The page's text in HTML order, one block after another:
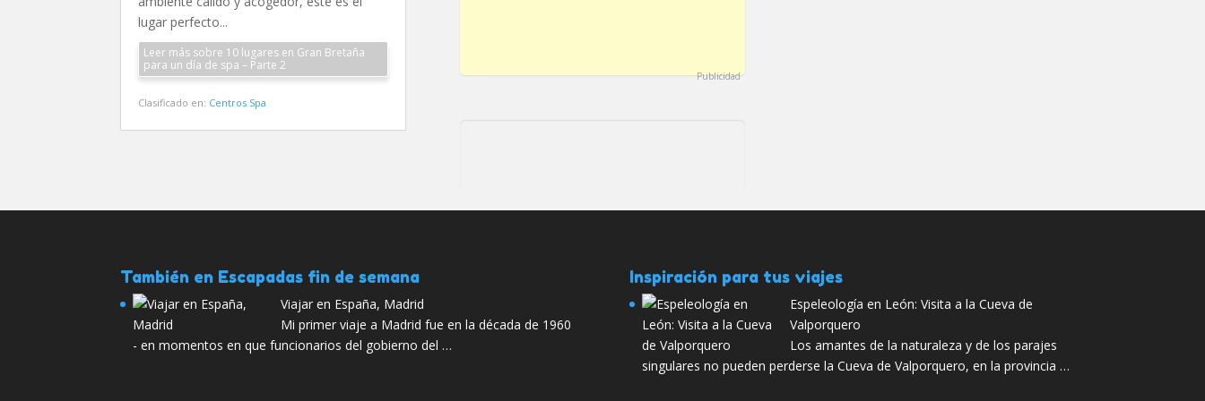
lugar perfecto...
Leer más sobre 10 lugares en Gran Bretaña
para un día de spa – Parte 2
Clasificado en: Centros Spa
Publicidad
También en Escapadas fin de semana
Viajar en España, Madrid
Mi primer viaje a Madrid fue en la década de 1960
- en momentos en que funcionarios del gobierno del …
Inspiración para tus viajes
Espeleología en León: Visita a la Cueva de
Valporquero
Los amantes de la naturaleza y de los parajes
singulares no pueden perderse la Cueva de Valporquero, en la provincia …